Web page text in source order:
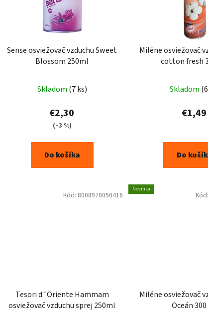
Sense osviežovač vzduchu Sweet
Blossom 250ml
Skladom (7 ks)
€2,30
(–3 %)
Do košíka
Miléne osviežovač
cotton fresh
Skladom
€1,49
Do
Tesori d´Oriente Hammam
osviežovač vzduchu sprej 250ml
Kód: 8008970050416
Novinka
Miléne osviežovač
Oceán
Kód: